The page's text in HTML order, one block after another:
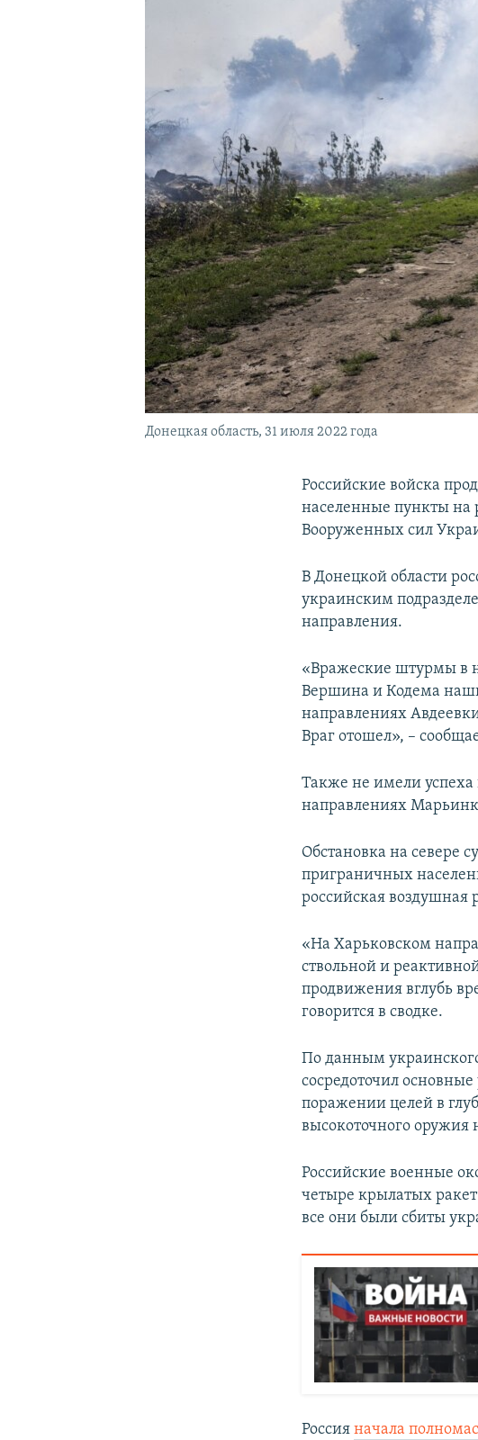
Донецкая область, 31 июля 2022 года
Российские войска
населенные пункты на
Вооруженных сил
В Донецкой области
украинским
направления.
«Вражеские штурмы в
Вершина и Кодема
направлениях
Враг отошел», –
Также не имели успеха
направлениях
Обстановка на севере
приграничных
российская воздушная
«На Харьковском
ствольной и
продвижения вглубь
говорится в сводке.
По данным
сосредоточил
поражении целей в
высокоточного оружия
Российские военные
четыре крылатых
все они были сбиты
Россияначала